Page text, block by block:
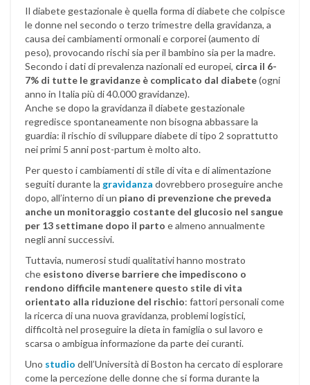
Il diabete gestazionale è quella forma di diabete che colpisce
le donne nel secondo o terzo trimestre della gravidanza, a
causa dei cambiamenti ormonali e corporei (aumento di
peso), provocando rischi sia per il bambino sia per la madre.
Secondo i dati di prevalenza nazionali ed europei, circa il 6-
7% di tutte le gravidanze è complicato dal diabete(ogni
anno in Italia più di 40.000 gravidanze).
Anche se dopo la gravidanza il diabete gestazionale
regredisce spontaneamente non bisogna abbassare la
guardia: il rischio di sviluppare diabete di tipo 2 soprattutto
nei primi 5 anni post-partum è molto alto.
Per questo i cambiamenti di stile di vita e di alimentazione
seguiti durante la gravidanza dovrebbero proseguire anche
dopo, all’interno di un piano di prevenzione che preveda
anche un monitoraggio costante del glucosio nel sangue
per 13 settimane dopo il parto e almeno annualmente
negli anni successivi.
Tuttavia, numerosi studi qualitativi hanno mostrato
che esistono diverse barriere che impediscono o
rendono difficile mantenere questo stile di vita
orientato alla riduzione del rischio: fattori personali come
la ricerca di una nuova gravidanza, problemi logistici,
difficoltà nel proseguire la dieta in famiglia o sul lavoro e
scarsa o ambigua informazione da parte dei curanti.
Uno studio dell’Università di Boston ha cercato di esplorare
come la percezione delle donne che si forma durante la